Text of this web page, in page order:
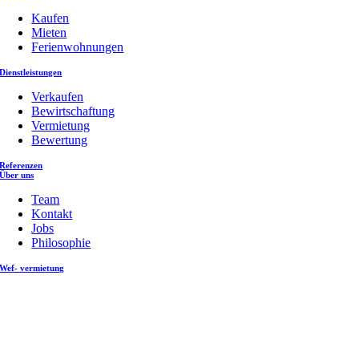
Kaufen
Mieten
Ferienwohnungen
Dienstleistungen
Verkaufen
Bewirtschaftung
Vermietung
Bewertung
Referenzen
Über uns
Team
Kontakt
Jobs
Philosophie
Wef- vermietung